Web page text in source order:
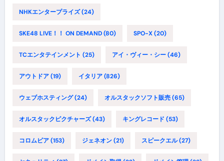
NHKエンタープライズ(24)
SKE48 LIVE！！ ON DEMAND(80) SPO-X(20)
TCエンタテインメント (25) アイ・ヴィー・シー(46)
アウトドア(19) イタリア(826)
ウェブホスティング(24) オルスタックソフト販売(65)
オルスタックピクチャーズ(43) キングレコード (53)
コロムビア(153) ジェネオン(21) スピークエル(27)